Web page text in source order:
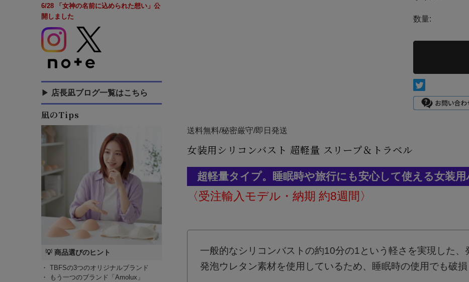
International
（海外発送）
シリコンヒップ
数量:
送料無料/秘密厳守/即日発送
女装用シリコンバスト 超軽量 スリープ＆トラベル
超軽量タイプ。睡眠時や旅行にも安心して使える女装用
〈受注輸入モデル・納期 約8週間〉
一般的なシリコンバストの約10分の1という軽さを実現した
発泡ウレタン素材を使用しているため、睡眠時の使用でも破
6/28 「女神の名前に込められた想い」公
開しました
▶ 店長凪ブログ一覧はこちら
凪のTips
💡 商品選びのヒント
・ TBFSの3つのオリジナルブランド
・
もう一つのブランド「Amolux」